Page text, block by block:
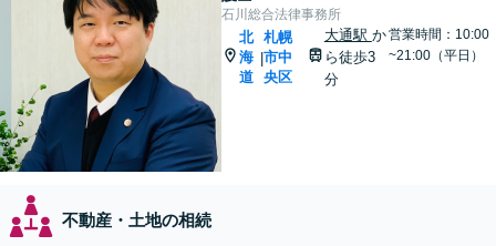
石川総合法律事務所
北
海
道
|
札幌
市中
央区
大通駅 か
ら徒歩3
分
営業時間：10:00
~21:00（平日）
不動産・土地の相続